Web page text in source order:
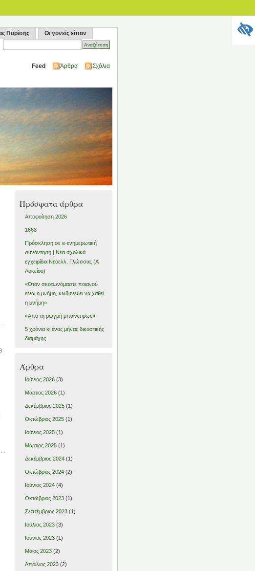
Παρίσης
Οι γονείς είπαν
Feed Άρθρα Σχόλια
Πρόσφατα άρθρα
Aποφοίτηση 2026
1668
Πρόσκληση σε e-ενημερωτική
συνάντηση | Νέα σχολικά
εγχειρίδια Νεοελλ. Γλώσσας (Α’
Λυκείου)
«Όταν σκοτωνόμαστε ποιανού
είναι η μνήμη, κινδυνεύει να χαθεί
η μνήμη»
«Από τη ρωγμή μπαίνει φως»
5 χρόνια κι ένας μήνας δικαστικής
διαμάχης
Άρθρα
Ιούνιος 2026(3)
Μάρτιος 2026(1)
Δεκέμβριος 2025(1)
Οκτώβριος 2025(1)
Ιούνιος 2025(1)
Μάρτιος 2025(1)
Δεκέμβριος 2024(1)
Οκτώβριος 2024(2)
Ιούνιος 2024(4)
Οκτώβριος 2023(1)
Σεπτέμβριος 2023(1)
Ιούλιος 2023(3)
Ιούνιος 2023(1)
Μάιος 2023(2)
Απρίλιος 2023(2)